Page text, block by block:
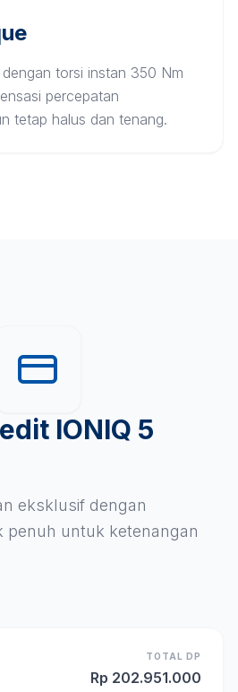
torsi instan 350 Nm
percepatan
tetap halus dan tenang.
IONIQ 5
eksklusif dengan
penuh untuk ketenangan
TOTAL DP
Rp 202.951.000